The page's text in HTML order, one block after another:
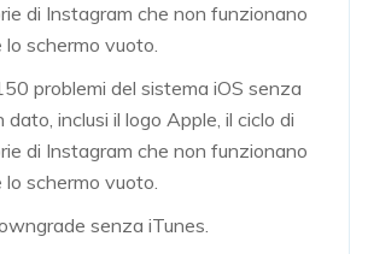
di Instagram che non funzionano
schermo vuoto.
problemi del sistema iOS senza
dato, inclusi il logo Apple, il ciclo di
di Instagram che non funzionano
schermo vuoto.
senza iTunes.